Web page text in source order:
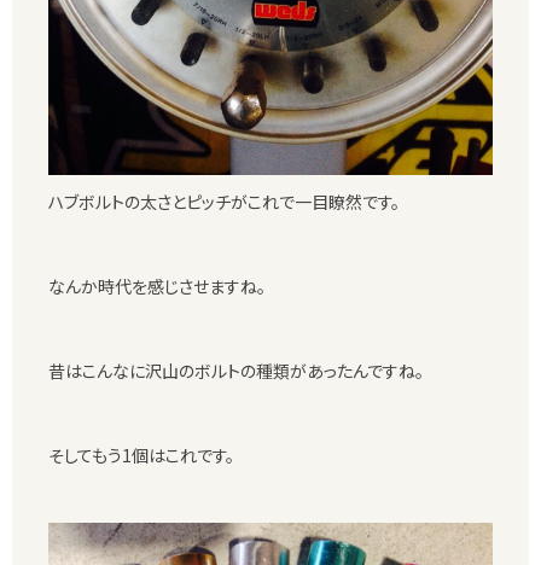
ハブボルトの太さとピッチがこれで一目瞭然です。
なんか時代を感じさせますね。
昔はこんなに沢山のボルトの種類があったんですね。
そしてもう1個はこれです。